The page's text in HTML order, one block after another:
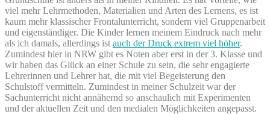
viel mehr Lehrmethoden, Materialien und Arten des Lernens, es ist
kaum mehr klassischer Frontalunterricht, sondern viel Gruppenarbeit
und eigenständiger. Die Kinder lernen meinem Eindruck nach mehr
als ich damals, allerdings ist auch der Druck extrem viel höher.
Zumindest hier in NRW gibt es Noten aber erst in der 3. Klasse und
wir haben das Glück an einer Schule zu sein, die sehr engagierte
Lehrerinnen und Lehrer hat, die mit viel Begeisterung den
Schulstoff vermitteln. Zumindest in meiner Schulzeit war der
Sachunterricht nicht annähernd so anschaulich mit Experimenten
und der aktuellen Zeit und den medialen Möglichkeiten angepasst.